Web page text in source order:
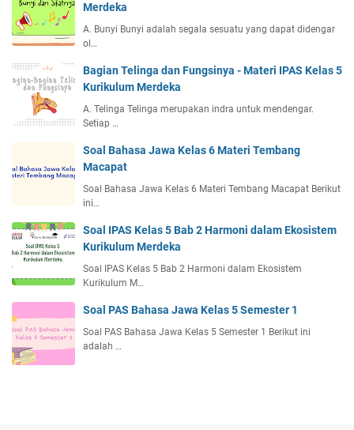
Merdeka
A. Bunyi Bunyi adalah segala sesuatu yang dapat didengar
ol…
Bagian Telinga dan Fungsinya - Materi IPAS Kelas 5
Kurikulum Merdeka
A. Telinga Telinga merupakan indra untuk mendengar.
Setiap …
Soal Bahasa Jawa Kelas 6 Materi Tembang
Macapat
Soal Bahasa Jawa Kelas 6 Materi Tembang Macapat Berikut
ini…
Soal IPAS Kelas 5 Bab 2 Harmoni dalam Ekosistem
Kurikulum Merdeka
Soal IPAS Kelas 5 Bab 2 Harmoni dalam Ekosistem
Kurikulum M…
Soal PAS Bahasa Jawa Kelas 5 Semester 1
Soal PAS Bahasa Jawa Kelas 5 Semester 1 Berikut ini
adalah …